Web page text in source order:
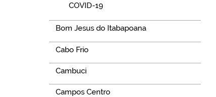
COVID-19
Bom Jesus do Itabapoana
Cabo Frio
Cambuci
Campos Centro